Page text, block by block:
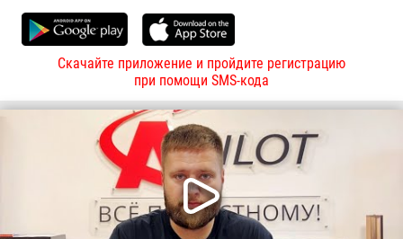
Скачайте приложение и пройдите регистрацию
при помощи SMS-кода